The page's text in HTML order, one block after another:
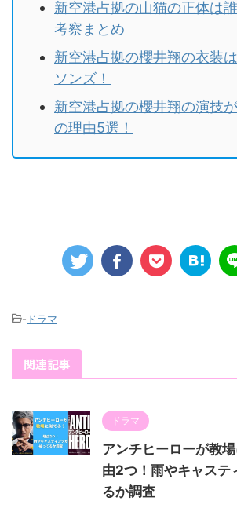
新空港占拠の山猫の正体は
考察まとめ
新空港占拠の櫻井翔の衣装
ソンズ！
新空港占拠の櫻井翔の演技
の理由5選！
- ドラマ
関連記事
ドラマ
アンチヒーローが教
由2つ！雨やキャステ
るか調査